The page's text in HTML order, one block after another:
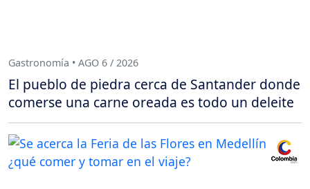
Gastronomía • AGO 6 / 2026
El pueblo de piedra cerca de Santander donde
comerse una carne oreada es todo un deleite